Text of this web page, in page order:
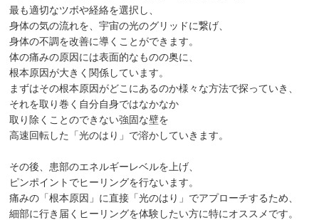
最も適切なツボや経絡を選択し、
身体の気の流れを、宇宙の光のグリッドに繋げ、
身体の不調を改善に導くことができます。
体の痛みの原因には表面的なものの奥に、
根本原因が大きく関係しています。
まずはその根本原因がどこにあるのか様々な方法で探っていき、
それを取り巻く自分自身ではなかなか
取り除くことのできない強固な壁を
高速回転した「光のはり」で溶かしていきます。
その後、患部のエネルギーレベルを上げ、
ピンポイントでヒーリングを行ないます。
痛みの「根本原因」に直接「光のはり」でアプローチするため、
細部に行き届くヒーリングを体験したい方に特にオススメです。